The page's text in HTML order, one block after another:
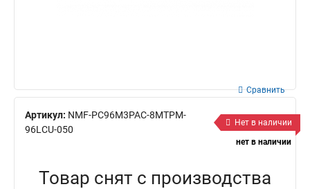
Артикул: NMF-PC96M3PAC-8MTPM-
96LCU-050
Сравнить
Нет в наличии
нет в наличии
Товар снят с производства